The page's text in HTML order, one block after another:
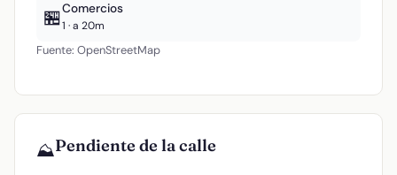
🏪Comercios
1 · a 20m
Fuente: OpenStreetMap
⛰️Pendiente de la calle